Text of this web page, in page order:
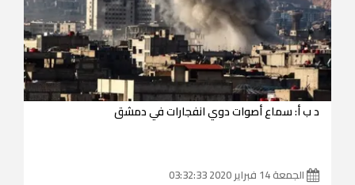
د ب أ: سماع أصوات دوي انفجارات في دمشق
الجمعة 14 فبراير 2020 03:32:33